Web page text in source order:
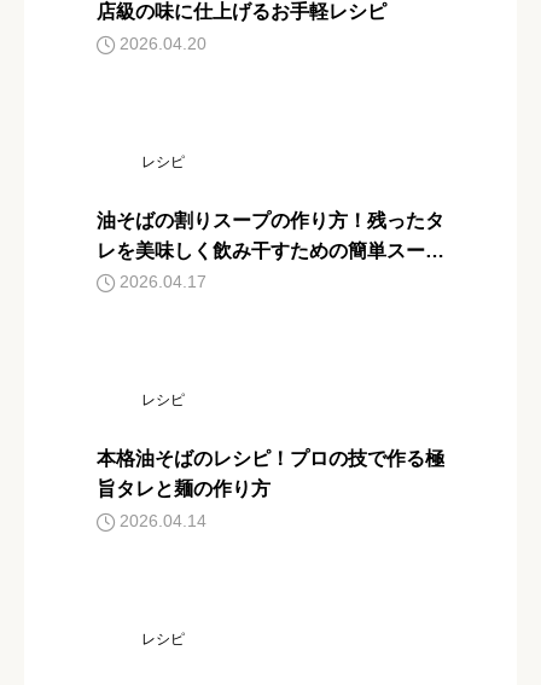
店級の味に仕上げるお手軽レシピ
2026.04.20
レシピ
油そばの割りスープの作り方！残ったタ
レを美味しく飲み干すための簡単スープ
レシピ
2026.04.17
レシピ
本格油そばのレシピ！プロの技で作る極
旨タレと麺の作り方
2026.04.14
レシピ